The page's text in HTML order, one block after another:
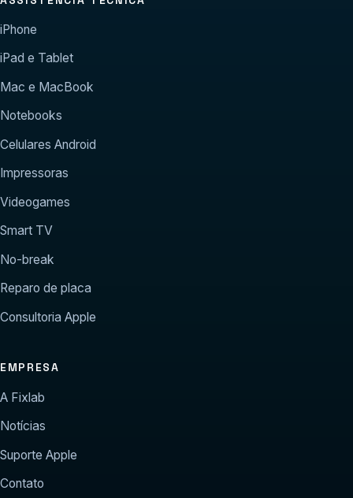
iPhone
iPad e Tablet
Mac e MacBook
Notebooks
Celulares Android
Impressoras
Videogames
Smart TV
No-break
Reparo de placa
Consultoria Apple
EMPRESA
A Fixlab
Notícias
Suporte Apple
Contato